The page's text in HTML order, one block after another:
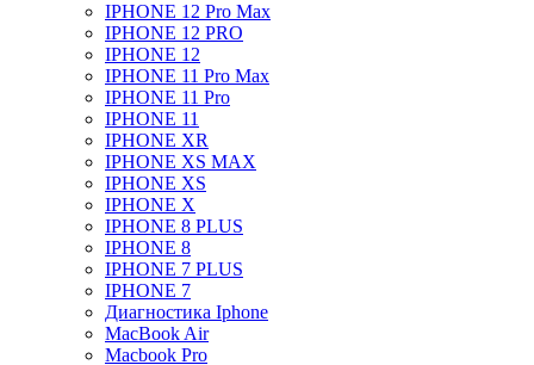
IPHONE 12 Pro Max
IPHONE 12 PRO
IPHONE 12
IPHONE 11 Pro Max
IPHONE 11 Pro
IPHONE 11
IPHONE XR
IPHONE XS MAX
IPHONE XS
IPHONE X
IPHONE 8 PLUS
IPHONE 8
IPHONE 7 PLUS
IPHONE 7
Диагностика Iphone
MacBook Air
Macbook Pro